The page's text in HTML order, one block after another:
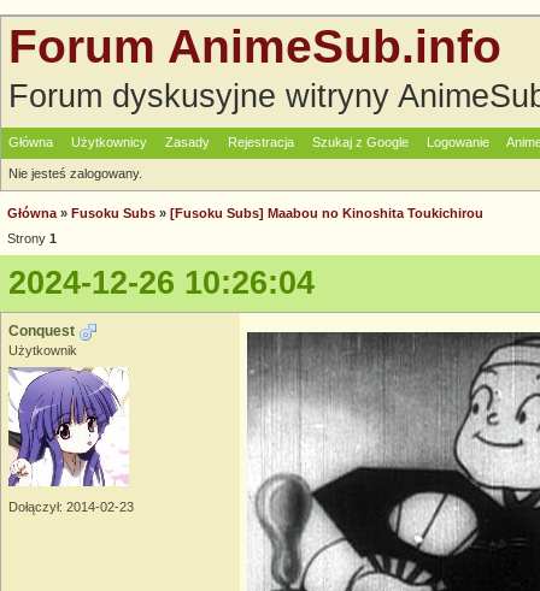
Forum AnimeSub.info
Forum dyskusyjne witryny
Główna Użytkownicy Zasady Rejestracja Szukaj z Google Logowanie
Nie jesteś zalogowany.
Główna » Fusoku Subs » [Fusoku Subs] Maabou no Kinoshita Toukichirou
Strony 1
2024-12-26 10:26:04
Conquest
Użytkownik
Dołączył: 2014-02-23